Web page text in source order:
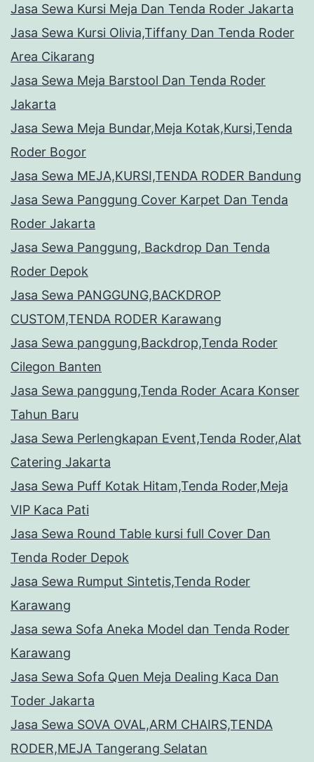
Jasa Sewa Kursi Meja Dan Tenda Roder Jakarta
Jasa Sewa Kursi Olivia,Tiffany Dan Tenda Roder
Area Cikarang
Jasa Sewa Meja Barstool Dan Tenda Roder
Jakarta
Jasa Sewa Meja Bundar,Meja Kotak,Kursi,Tenda
Roder Bogor
Jasa Sewa MEJA,KURSI,TENDA RODER Bandung
Jasa Sewa Panggung Cover Karpet Dan Tenda
Roder Jakarta
Jasa Sewa Panggung, Backdrop Dan Tenda
Roder Depok
Jasa Sewa PANGGUNG,BACKDROP
CUSTOM,TENDA RODER Karawang
Jasa Sewa panggung,Backdrop,Tenda Roder
Cilegon Banten
Jasa Sewa panggung,Tenda Roder Acara Konser
Tahun Baru
Jasa Sewa Perlengkapan Event,Tenda Roder,Alat
Catering Jakarta
Jasa Sewa Puff Kotak Hitam,Tenda Roder,Meja
VIP Kaca Pati
Jasa Sewa Round Table kursi full Cover Dan
Tenda Roder Depok
Jasa Sewa Rumput Sintetis,Tenda Roder
Karawang
Jasa sewa Sofa Aneka Model dan Tenda Roder
Karawang
Jasa Sewa Sofa Quen Meja Dealing Kaca Dan
Toder Jakarta
Jasa Sewa SOVA OVAL,ARM CHAIRS,TENDA
RODER,MEJA Tangerang Selatan